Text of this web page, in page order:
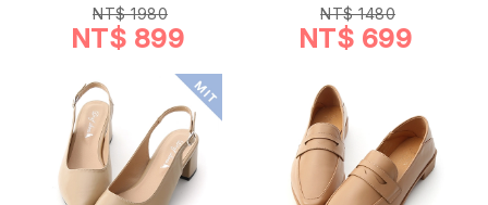
NT$ 1980
NT$ 899
NT$ 1480
NT$ 699